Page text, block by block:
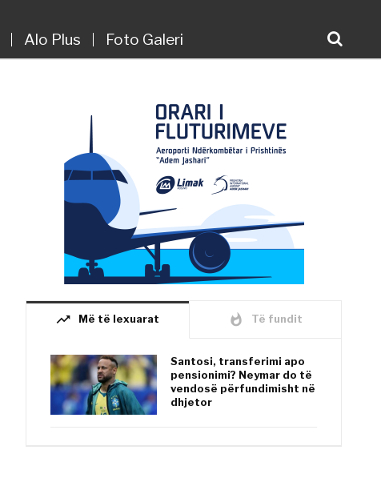
Alo Plus Foto Galeri
trending_up Më të lexuarat whatshot Të fundit
Santosi, transferimi apo
pensionimi? Neymar do të
vendosë përfundimisht në
dhjetor